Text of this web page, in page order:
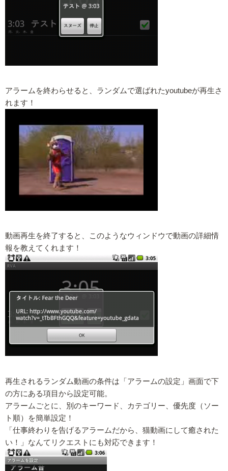
アラームを終わらせると、ランダムで選ばれたyoutubeが再生さ
れます！
動画再生を終了すると、このようなウィンドウで動画の詳細情
報を教えてくれます！
再生されるランダム動画の条件は「アラームの設定」画面で下
の方にある項目から設定可能。
アラームごとに、別のキーワード、カテゴリー、優先度（ソー
ト順）を簡単設定！
「仕事終わりを告げるアラームだから、猫動画にして癒された
い！」なんてリクエストにも対応できます！